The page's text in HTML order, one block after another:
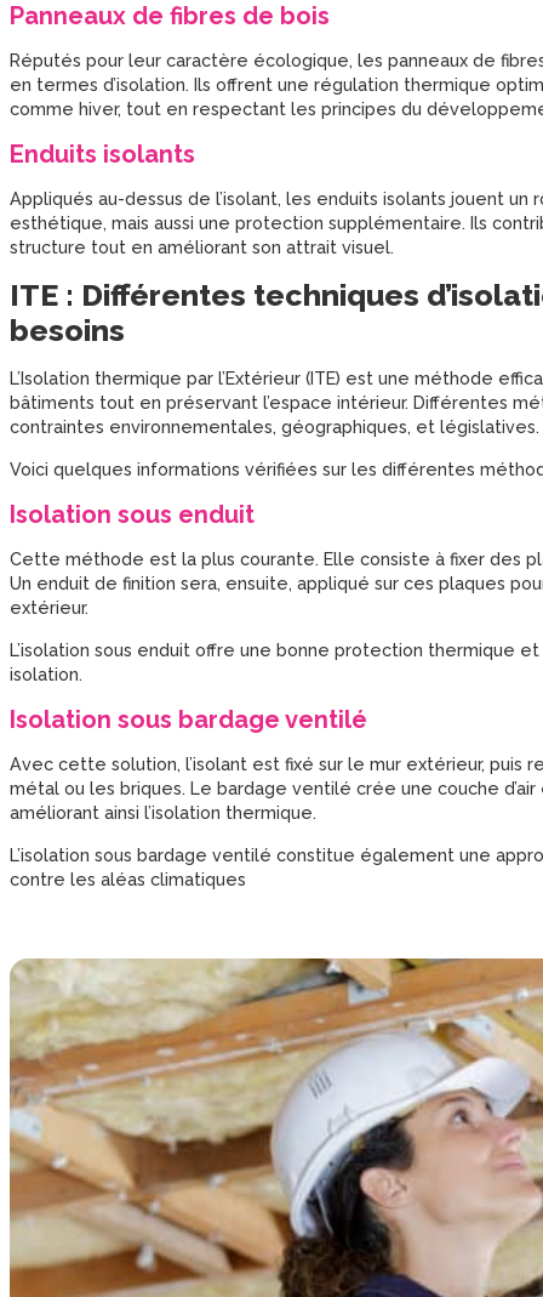
Panneaux de fibres de bois
Réputés pour leur caractère écologique, les panneaux de
en termes d’isolation. Ils offrent une régulation thermique
comme hiver, tout en respectant les principes du
Enduits isolants
Appliqués au-dessus de l’isolant, les enduits isolants jouent
esthétique, mais aussi une protection supplémentaire. Ils
structure tout en améliorant son attrait visuel.
ITE : Différentes techniques
besoins
L’Isolation thermique par l’Extérieur (ITE) est une méthode
bâtiments tout en préservant l’espace intérieur. Différentes
contraintes environnementales, géographiques, et législatives.
Voici quelques informations vérifiées sur les différentes
Isolation sous enduit
Cette méthode est la plus courante. Elle consiste à fixer des
Un enduit de finition sera, ensuite, appliqué sur ces plaques
extérieur.
L’isolation sous enduit offre une bonne protection thermique
isolation.
Isolation sous bardage ventilé
Avec cette solution, l’isolant est fixé sur le mur extérieur, puis
métal ou les briques. Le bardage ventilé crée une couche
améliorant ainsi l’isolation thermique.
L’isolation sous bardage ventilé constitue également une
contre les aléas climatiques